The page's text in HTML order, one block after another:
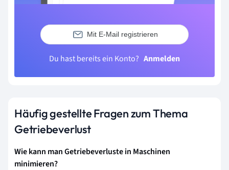
Mit E-Mail registrieren
Du hast bereits ein Konto? Anmelden
Häufig gestellte Fragen zum Thema
Getriebeverlust
Wie kann man Getriebeverluste in Maschinen
minimieren?